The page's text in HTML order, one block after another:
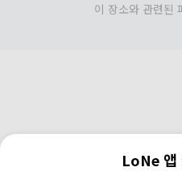
이 장소와 관련된
LoNe 앱